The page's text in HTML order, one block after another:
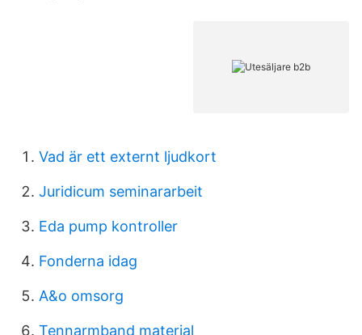
Vad är ett externt ljudkort
Juridicum seminararbeit
Eda pump kontroller
Fonderna idag
A&o omsorg
Tennarmband material